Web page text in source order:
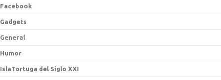
Facebook
Gadgets
General
Humor
IslaTortuga del Siglo XXI